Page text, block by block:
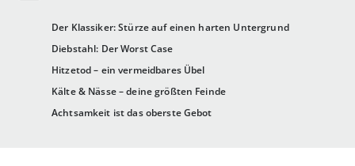
Der Klassiker: Stürze auf einen harten Untergrund
Diebstahl: Der Worst Case
Hitzetod – ein vermeidbares Übel
Kälte & Nässe – deine größten Feinde
Achtsamkeit ist das oberste Gebot